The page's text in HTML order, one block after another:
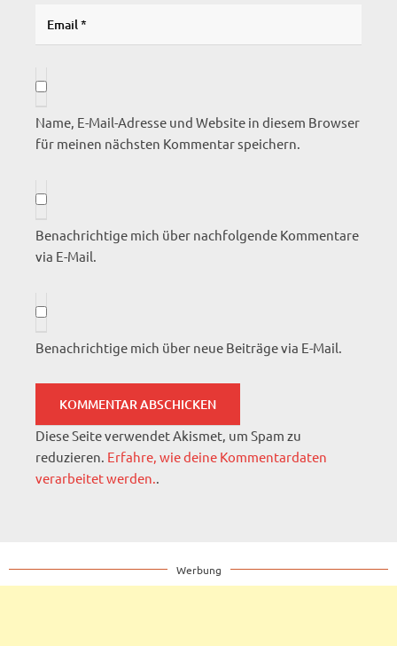
Name, E-Mail-Adresse und Website in diesem Browser
für meinen nächsten Kommentar speichern.
Benachrichtige mich über nachfolgende Kommentare
via E-Mail.
Benachrichtige mich über neue Beiträge via E-Mail.
Diese Seite verwendet Akismet, um Spam zu
reduzieren. Erfahre, wie deine Kommentardaten
verarbeitet werden..
Werbung